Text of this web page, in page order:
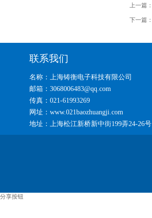
上一篇：
下一篇：
联系我们
名称：上海铸衡电子科技有限公司
邮箱：3068006483@qq.com
传真：021-61993269
网址：www.021baozhuangji.com
地址：上海松江新桥新中街199弄24-26号
分享按钮